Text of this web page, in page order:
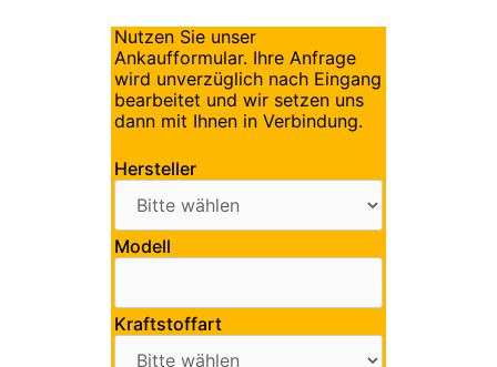
Nutzen Sie unser
Ankaufformular. Ihre Anfrage
wird unverzüglich nach Eingang
bearbeitet und wir setzen uns
dann mit Ihnen in Verbindung.
Hersteller
Modell
Kraftstoffart